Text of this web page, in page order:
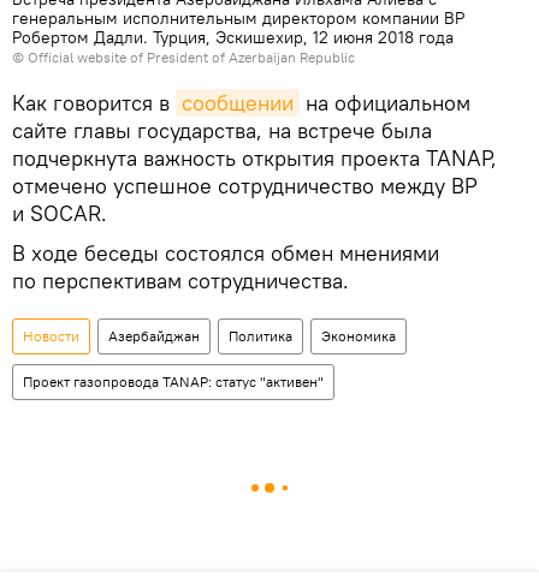
генеральным исполнительным директором компании ВР
Робертом Дадли. Турция, Эскишехир, 12 июня 2018 года
© Official website of President of Azerbaijan Republic
Как говорится в сообщении на официальном
сайте главы государства, на встрече была
подчеркнута важность открытия проекта TANAP,
отмечено успешное сотрудничество между BP
и SOCAR.
В ходе беседы состоялся обмен мнениями
по перспективам сотрудничества.
Новости Азербайджан Политика Экономика
Проект газопровода TANAP: статус "активен"